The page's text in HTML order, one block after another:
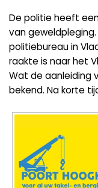
De politie heeft
van
politiebureau in
raakte is naar het
Wat de aanleiding
bekend. Na korte